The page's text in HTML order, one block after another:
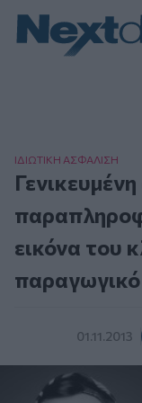
ΙΔΙΩΤΙΚΗ ΑΣΦAΛΙΣΗ
εικόνα του
παραγωγικό
01.11.2013